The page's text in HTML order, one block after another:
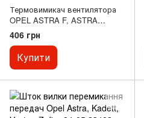
Термовимикач вентилятора
OPEL ASTRA F, ASTRA
F/KOMBI, CALIBRA A, CORSA
A, CORSA A TR, CORSA
A/HATCHBACK, CORSA B,
CORSA B/HATCHBACK,
1.0-3.0 09.82-07.03
406 грн
Купити